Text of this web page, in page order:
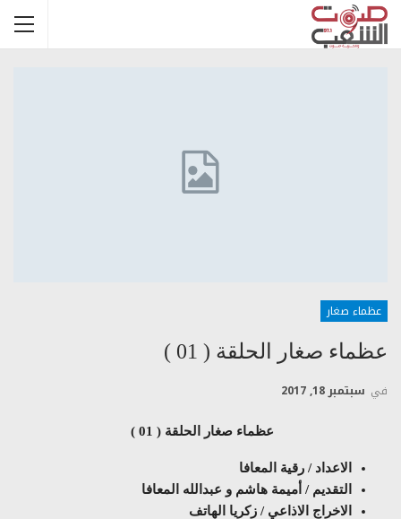
عظماء صغار
عظماء صغار الحلقة ( 01 )
في سبتمبر 18, 2017
عظماء صغار الحلقة ( 01 )
الاعداد / رقية المعافا
التقديم / أميمة هاشم و عبدالله المعافا
الاخراج الاذاعي / زكريا الهاتف